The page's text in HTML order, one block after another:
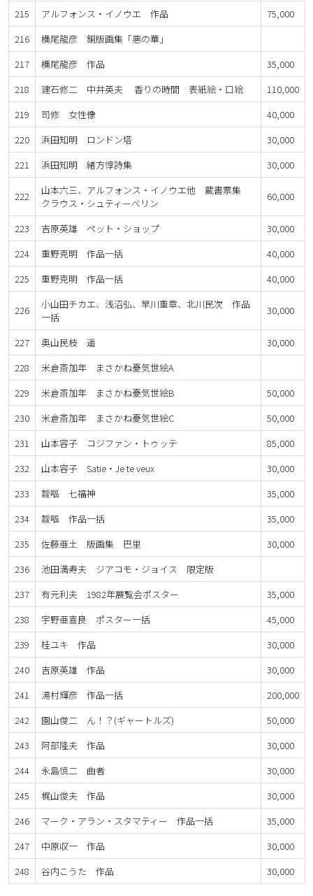
215
アルフォンス・イノウエ 作品
75,000
216
横尾龍彦 銅版画集「悪の華」
217
横尾龍彦 作品
35,000
218
建石修二 中井英夫 香りの時間 表紙絵・口絵
110,000
219
司修 女性像
40,000
220
浜田知明 ロンドン塔
30,000
221
浜田知明 緒方惇詩集 30,000
222
山本六三、アルフォンス・イノウエ他 蔵書票集
クラウス・シュティーべリン
60,000
223 吉原英雄 ペット・ショップ
30,000
224
重野克明 作品一括
40,000
225
重野克明 作品一括 40,000
226
小山田チカエ、浅沼弘、早川重章、北川民次 作品
一括
30,000
227 奥山民枝 遥
30,000
228
米倉斎加年 まさかね憂気世絵A
229
米倉斎加年 まさかね憂気世絵B
50,000
230
米倉斎加年 まさかね憂気世絵C
50,000
231
山本容子 コジファン・トゥッテ
85,000
232
山本容子 Satie・Je te veux
30,000
233
靉嘔 七福神
35,000
234
靉嘔 作品一括
35,000
235
佐藤亜土 版画集 巴里
30,000
236
池田満寿夫 ジアコモ・ジョイス 限定版
237
有元利夫 1982年展覧会ポスター
35,000
238
宇野亜喜良 ポスター一括
45,000
239
桂ユキ 作品
30,000
240
吉原英雄 作品
30,000
241
湯村輝彦 作品一括
200,000
242
園山俊二 ん！？(ギャートルズ)
50,000
243
阿部隆夫 作品
30,000
244
永島慎二 曲者
30,000
245
梶山俊夫 作品
30,000
246
マーク・アラン・スタマティー 作品一括
35,000
247
中原収一 作品
30,000
248
谷内こうた 作品 30,000